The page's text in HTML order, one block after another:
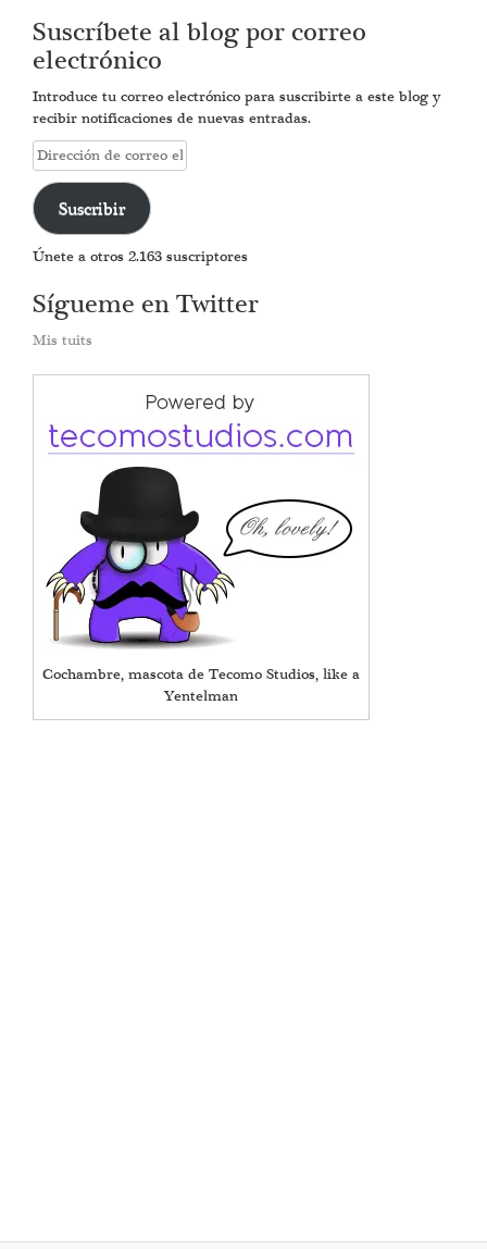
Suscríbete al blog por correo
electrónico
Introduce tu correo electrónico para suscribirte a este blog y
recibir notificaciones de nuevas entradas.
Dirección
de
correo
electrónico
Suscribir
Únete a otros 2.163 suscriptores
Sígueme en Twitter
Mis tuits
Cochambre, mascota de Tecomo Studios, like a
Yentelman